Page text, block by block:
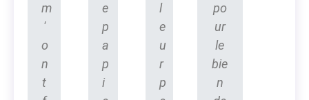
m
'
o
n
t
e
p
a
p
i
l
e
u
r
p
po
ur
le
bie
n